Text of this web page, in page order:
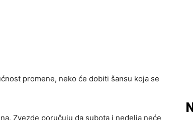
promene, neko će dobiti šansu koja se
Zvezde poručuju da subota i nedelja neće